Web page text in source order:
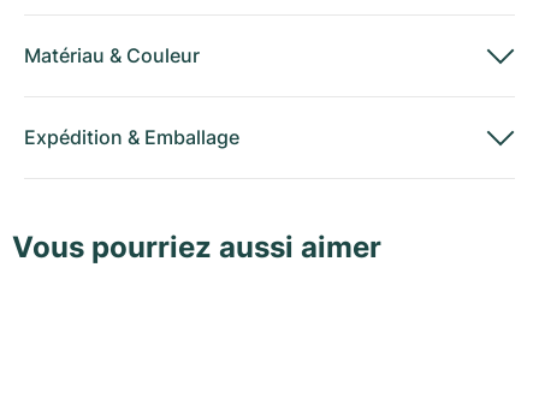
Matériau & Couleur
Expédition & Emballage
Vous pourriez aussi aimer